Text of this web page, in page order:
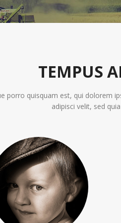
TEMPUS
porro quisquam est, qui dolorem
adipisci velit, sed